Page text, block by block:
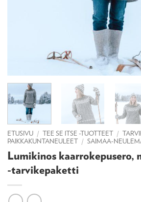
ETUSIVU / TEE SE ITSE -TUOTTEET /
PAIKKAKUNTANEULEET / SAIMAA-
Lumikinos kaarrokepusero,
-tarvikepaketti